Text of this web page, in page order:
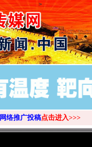
>
网络推广投稿点击进入>>>